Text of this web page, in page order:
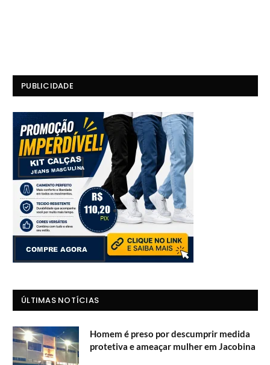
PUBLICIDADE
ÚLTIMAS NOTÍCIAS
Homem é preso por descumprir medida
protetiva e ameaçar mulher em Jacobina